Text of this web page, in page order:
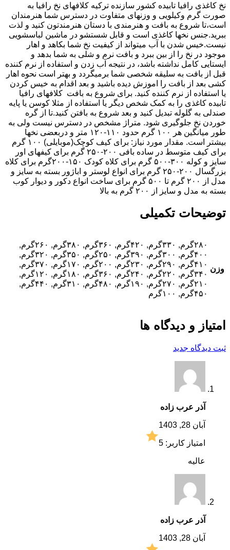
نخ کاغذی رافیا تابیده کشور سازنده ترکیه کلافهای نخ رافیا به
صورت گرم وکیلویی و وزنهای متفاوت در دسترس شما هنرمندان
است،تا شروع به بافت و هنرمندی با دستان هنرمندتون کنید و لذت
ببرید.جنس نخها کاغذی است و قابل شستشو در ماشین لباسشویی
نیست.خیس شدن با آب میتواند از کیفیت نخ شما بکاهد و اهار
موجود در نخ را از بین ببرد و بافت نرم و شلی به شما بدهد و
ایستایی کامل نداشته باشد، در نتیجه آب زدن و استفاده از نرم کننده
قبل از بافت به سلیقه شخصی شما برمیگردد و بهتر است نحوه اهار
کشی بعد از بافت را اموزش دیده باشید و بعد اقدام به خیس کردن
یا استفاده از نرم کننده کنید. برای شروع به بافت کلافهای رافیا
تابیده کاغذی را به کمک شخص دیگر یا استفاده از مثلا کوسن یا پایه
صندلی به گلوله تبدیل کنید و بعد شروع به بافتن کنید.تا از گره
خوردن نخ جلوگیری شود. متراژ مشخص در دسترس نیست ولی به
طور میانگین هر ۱۰۰ گرم حدود ۱۱۰-۱۲۰ متر و دربعضی نخها
بیشتر است. مقدار مورد نیاز: برای کیف کوچک(موبایلی) ۱۰۰ گرم
برای کیف متوسط در ساده بافی ۲۰۰-۲۵۰ گرم برای کیفهای اور
سایز و کوله ۳۰۰-۵۰۰ گرم برای کلاه کودک ۱۵۰-۲۰۰گرم برای کلاه
بزرگسال ۲۰۰-۲۵۰ گرم برای انواع لوستر و اباژور بسته به سایز و
مدل از ۲۰۰ گرم تا ۵۰۰ گرم برای ساخت انواع دکور و دیوار کوب
بسته به مدل و سایز از ۲۰۰ گرم به بالا
توضیحات تکمیلی
وزن
۲۸۰گرم, ۳۳۰گرم, ۴۲۰گرم, ۳۶۰گرم, ۳۸۰گرم, ۲۶۰گرم,
۴۰۰گرم, ۳۰۰گرم, ۳۹۰گرم, ۲۵۰گرم, ۳۵۰گرم, ۳۲۰گرم,
۴۱۰گرم, ۲۹۰گرم, ۲۳۰گرم, ۲۰۰گرم, ۱۷۰گرم, ۳۷۰گرم,
۳۴۰گرم, ۲۲۰گرم, ۲۴۰گرم, ۳۶۰گرم, ۱۸۰گرم, ۱۲۰گرم,
۲۱۰گرم, ۲۷۰گرم, ۱۹۰گرم, ۴۸۰گرم, ۳۱۰گرم, ۴۴۰گرم,
۴۵۰گرم, ۱۰۰گرم
امتیاز و دیدگاه ها
ثبت دیدگاه جدید
آذر عرب زاده
آبان 28, 1403
امتیاز کاربر: 5
عاليه
آذر عرب زاده
آبان 28, 1403